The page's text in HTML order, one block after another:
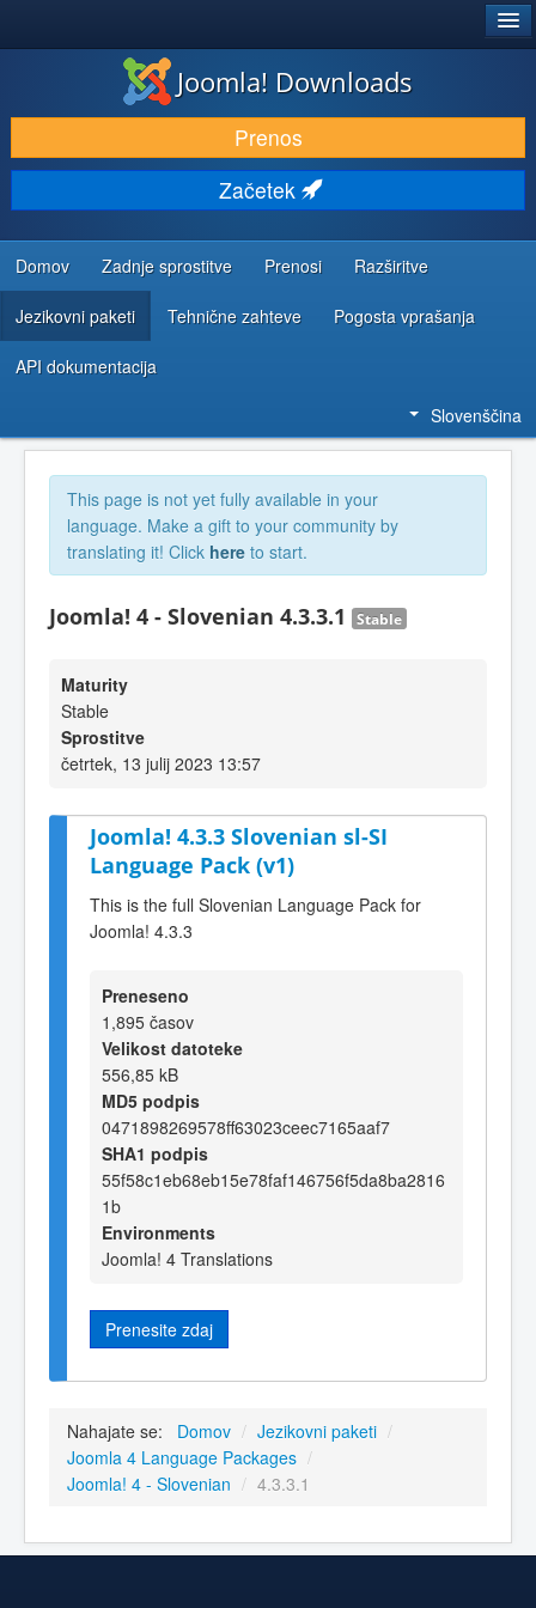
PRENESI IN RAZŠIRI
ODKRIJTE & IZVEJTE
SKUPNOST IN PODPORA
VIRI ZA RAZVIJALCE
Joomla! Downloads
Prenos
Začetek
Domov Zadnje sprostitve Prenosi Razširitve
Jezikovni paketi Tehnične zahteve Pogosta vprašanja
API dokumentacija
Slovenščina
This page is not yet fully available in your
language. Make a gift to your community by
translating it! Click here to start.
Joomla! 4 - Slovenian 4.3.3.1 Stable
Maturity
Stable
Sprostitve
četrtek, 13 julij 2023 13:57
Joomla! 4.3.3 Slovenian sl-SI
Language Pack (v1)
This is the full Slovenian Language Pack for
Joomla! 4.3.3
Preneseno
1,895 časov
Velikost datoteke
556,85 kB
MD5 podpis
0471898269578ff63023ceec7165aaf7
SHA1 podpis
55f58c1eb68eb15e78faf146756f5da8ba2816
1b
Environments
Joomla! 4 Translations
Prenesite zdaj
Nahajate se: Domov / Jezikovni paketi /
Joomla 4 Language Packages /
Joomla! 4 - Slovenian / 4.3.3.1